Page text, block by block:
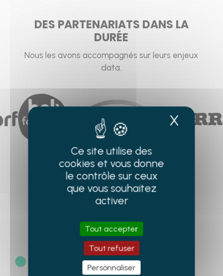
DES PARTENARIATS DANS LA
DURÉE
Nous les avons accompagnés sur leurs enjeux
data.
NOS VALEURS
Ce site utilise des
cookies et vous donne
le contrôle sur ceux
que vous souhaitez
activer
Tout accepter
Tout refuser
Personnaliser
X